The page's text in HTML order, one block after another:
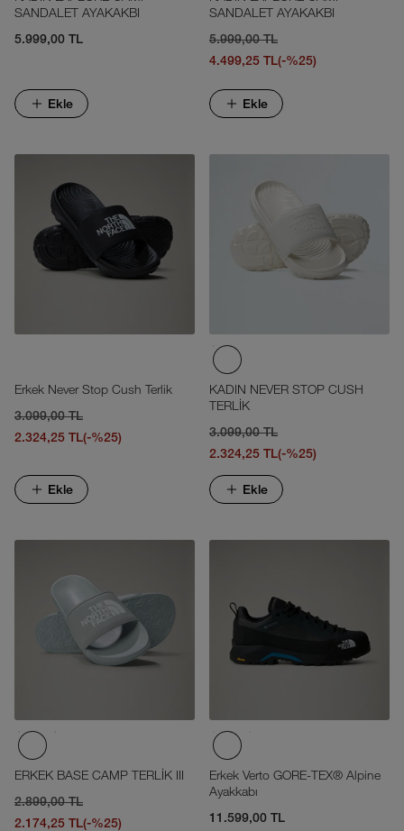
SANDALET AYAKAKBI
5.999,00 TL
Ekle
SANDALET AYAKAKBI
5.999,00 TL
4.499,25 TL(-%25)
Ekle
Erkek Never Stop Cush Terlik
3.099,00 TL
2.324,25 TL(-%25)
Ekle
KADIN NEVER STOP CUSH
TERLİK
3.099,00 TL
2.324,25 TL(-%25)
Ekle
ERKEK BASE CAMP TERLİK III
2.899,00 TL
2.174,25 TL(-%25)
Erkek Verto GORE-TEX® Alpine
Ayakkabı
11.599,00 TL